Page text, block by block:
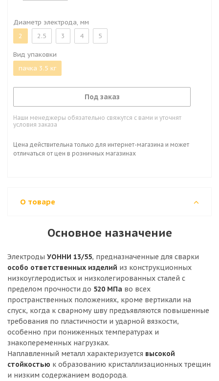
Диаметр электрода, мм
2
2.5 3 4 5
Вид упаковки
пачка 3.5 кг
Под заказ
Наши менеджеры обязательно свяжутся с вами и уточнят
условия заказа
Цена действительна только для интернет-магазина и может
отличаться от цен в розничных магазинах
О товаре
Основное назначение
Электроды УОННИ 13/55, предназначенные для сварки
особо ответственных изделий из конструкционных
низкоуглеродистых и низколегированных сталей с
пределом прочности до 520 МПа во всех
пространственных положениях, кроме вертикали на
спуск, когда к сварному шву предъявляются повышенные
требования по пластичности и ударной вязкости,
особенно при пониженных температурах и
знакопеременных нагрузках.
Наплавленный металл характеризуется высокой
стойкостью к образованию кристаллизационных трещин
и низким содержанием водорода.